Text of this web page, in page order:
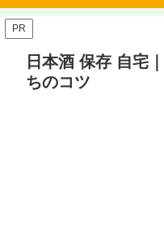
PR
日本酒 保存 自宅
ちのコツ